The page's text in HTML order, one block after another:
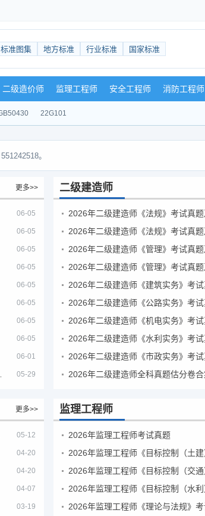
标准图集 地方标准 行业标准 国家标准
二级造价师 监理工程师 安全工程师 消防工程师
22G101
。
更多>>
06-05
06-05
06-05
06-05
06-05
06-05
06-05
06-05
06-01
05-29
二级建造师
更多>>
05-12
04-20
04-20
04-07
03-19
监理工程师
2026年监理工程师考试真题